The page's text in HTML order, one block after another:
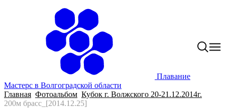
Плавание
Мастерс в Волгоградской области
Главная Фотоальбом Кубок г. Волжского 20-21.12.2014г.
200м брасс_[2014.12.25]